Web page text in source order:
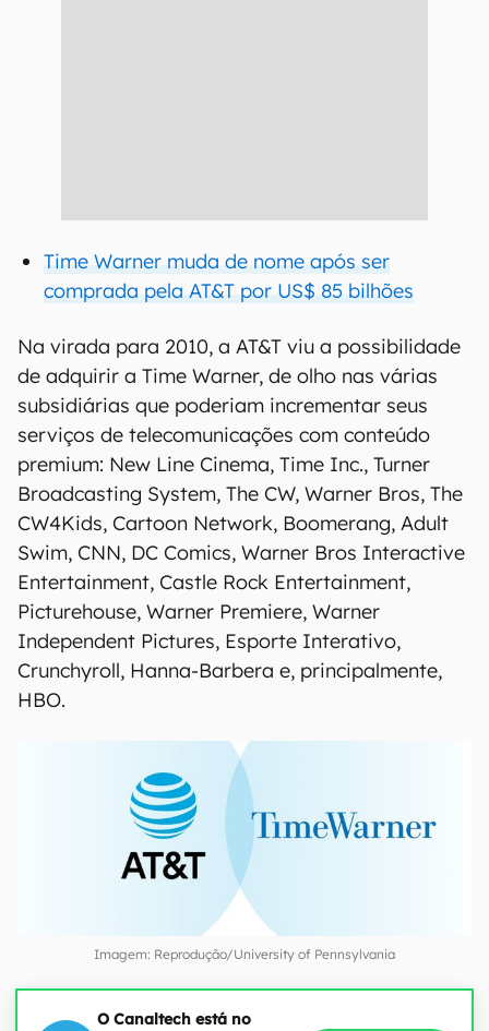
Time Warner muda de nome após ser
comprada pela AT&T por US$ 85 bilhões
Na virada para 2010, a AT&T viu a possibilidade
de adquirir a Time Warner, de olho nas várias
subsidiárias que poderiam incrementar seus
serviços de telecomunicações com conteúdo
premium: New Line Cinema, Time Inc., Turner
Broadcasting System, The CW, Warner Bros, The
CW4Kids, Cartoon Network, Boomerang, Adult
Swim, CNN, DC Comics, Warner Bros Interactive
Entertainment, Castle Rock Entertainment,
Picturehouse, Warner Premiere, Warner
Independent Pictures, Esporte Interativo,
Crunchyroll, Hanna-Barbera e, principalmente,
HBO.
Imagem: Reprodução/University of Pennsylvania
O Canaltech está no